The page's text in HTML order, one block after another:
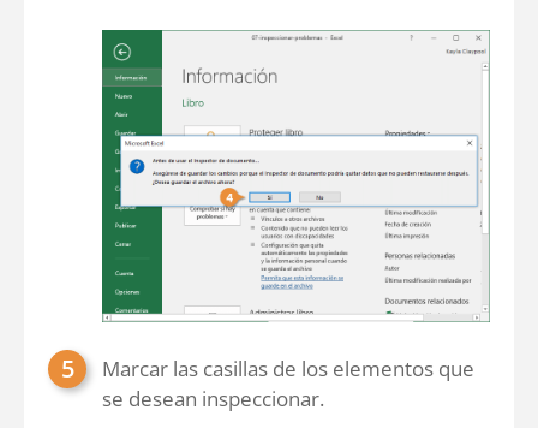
Marcar las casillas de los elementos que
se desean inspeccionar.